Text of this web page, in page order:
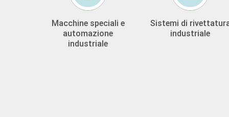
Macchine speciali e
automazione
industriale
Sistemi di
industriale